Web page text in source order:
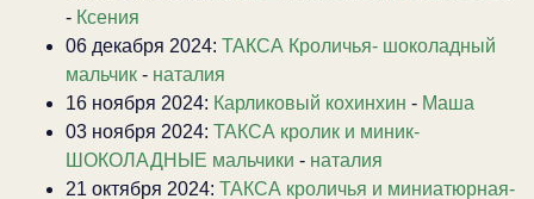
- Ксения
06 декабря 2024: ТАКСА Кроличья- шоколадный
мальчик - наталия
16 ноября 2024: Карликовый кохинхин - Маша
03 ноября 2024: ТАКСА кролик и миник-
ШОКОЛАДНЫЕ мальчики - наталия
21 октября 2024: ТАКСА кроличья и миниатюрная-